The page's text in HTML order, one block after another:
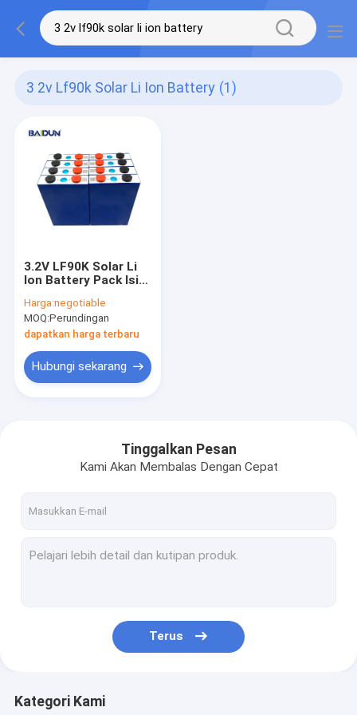
3 2v Lf90k Solar Li Ion Battery (1)
3.2V LF90K Solar Li
Ion Battery Pack Isi
Harga:negotiable
MOQ:Perundingan
dapatkan harga terbaru
Hubungi sekarang
Tinggalkan Pesan
Kami Akan Membalas Dengan Cepat
Terus
Kategori Kami